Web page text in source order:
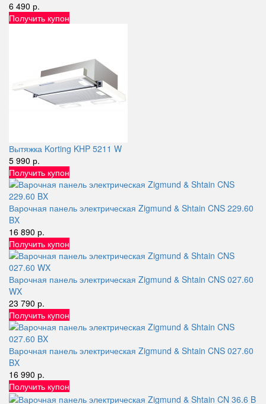
6 490 р.
Получить купон
Вытяжка Korting KHP 5211 W
5 990 р.
Получить купон
Варочная панель электрическая Zigmund & Shtain CNS 229.60
BX
16 890 р.
Получить купон
Варочная панель электрическая Zigmund & Shtain CNS 027.60
WX
23 790 р.
Получить купон
Варочная панель электрическая Zigmund & Shtain CNS 027.60
BX
16 990 р.
Получить купон